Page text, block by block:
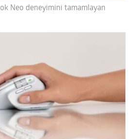
Neo deneyimini tamamlayan